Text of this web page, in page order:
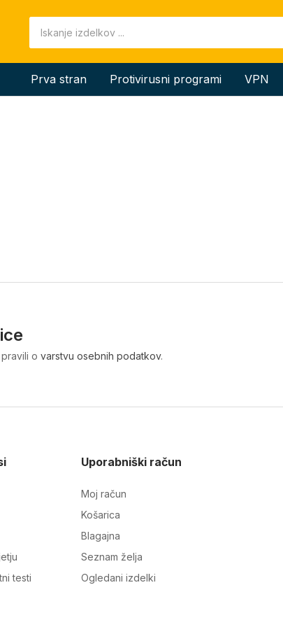
Prva stran Protivirusni programi VPN
o varstvu osebnih podatkov.
testi
Uporabniški račun
Moj račun
Košarica
Blagajna
Seznam želja
Ogledani izdelki